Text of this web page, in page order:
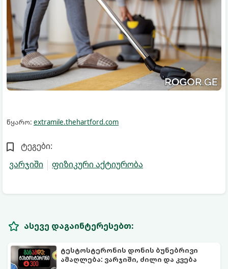
წყარო: extramile.thehartford.com
ტეგები:
ვარჯიში
ფიზიკური აქტიურობა
ასევე დაგაინტერესებთ:
ტესტოსტერონის დონის ბუნებრივი
ამაღლება: ვარჯიში, ძილი და კვება